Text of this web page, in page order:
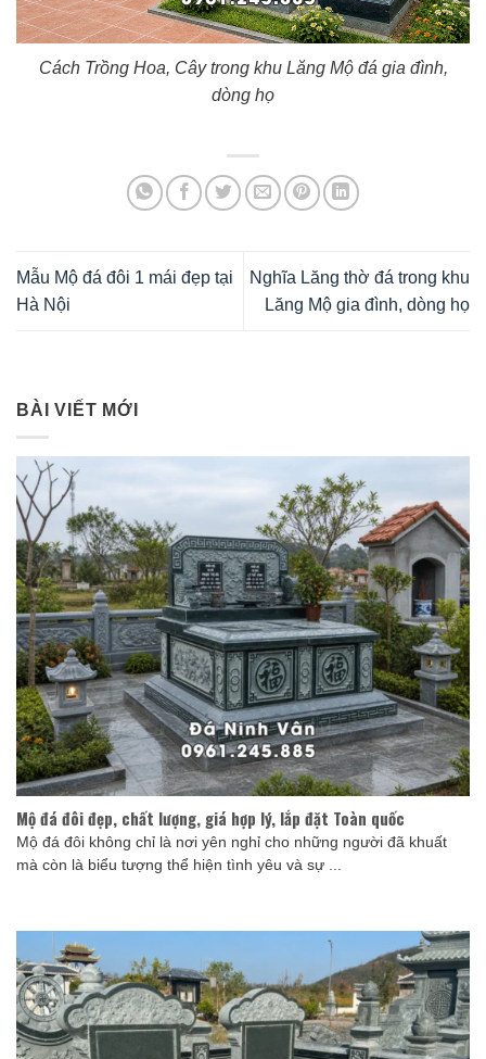
Cách Trồng Hoa, Cây trong khu Lăng Mộ đá gia đình,
dòng họ
Mẫu Mộ đá đôi 1 mái đẹp tại
Hà Nội
Nghĩa Lăng thờ đá trong khu
Lăng Mộ gia đình, dòng họ
BÀI VIẾT MỚI
Mộ đá đôi đẹp, chất lượng, giá hợp lý, lắp đặt Toàn quốc
Mộ đá đôi không chỉ là nơi yên nghỉ cho những người đã khuất
mà còn là biểu tượng thể hiện tình yêu và sự ...